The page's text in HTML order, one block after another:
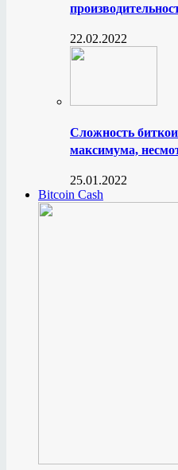
22.02.2022
Сложность
максимума,
25.01.2022
Bitcoin Cash